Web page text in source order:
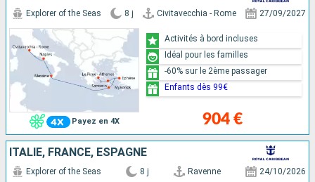
Payez en 4X
Explorer of the Seas 8 j Civitavecchia - Rome 27/09/2027
904 €
Activités à bord incluses
Idéal pour les familles
-60% sur le 2ème passager
Enfants dès 99€
ITALIE, FRANCE, ESPAGNE
Explorer of the Seas 8 j Ravenne 24/10/2026